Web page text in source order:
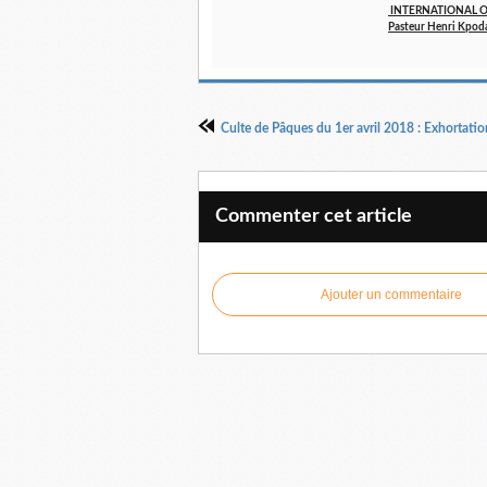
INTERNATIONAL
Pasteur Henri
Commenter cet article
Ajouter un commentaire